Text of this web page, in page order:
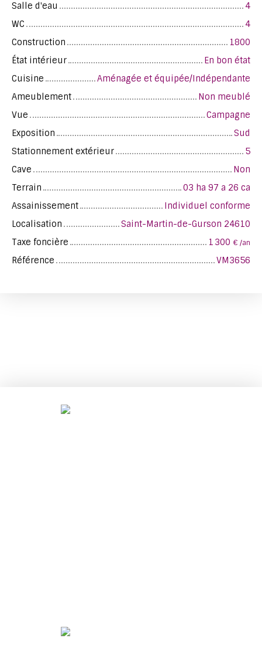
Salle d'eau
4
WC
4
Construction
1800
État intérieur
En bon état
Cuisine
Aménagée et équipée/Indépendante
Ameublement
Non meublé
Vue
Campagne
Exposition
Sud
Stationnement extérieur
5
Cave
Non
Terrain
03 ha 97 a 26 ca
Assainissement
Individuel conforme
Localisation
Saint-Martin-de-Gurson 24610
Taxe foncière
1 300 € /an
Référence VM3656